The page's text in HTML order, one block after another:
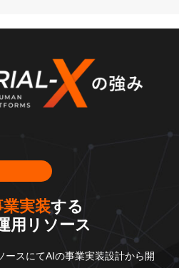
業実装する
用リソース
ースにてAIの事業実装設計から開